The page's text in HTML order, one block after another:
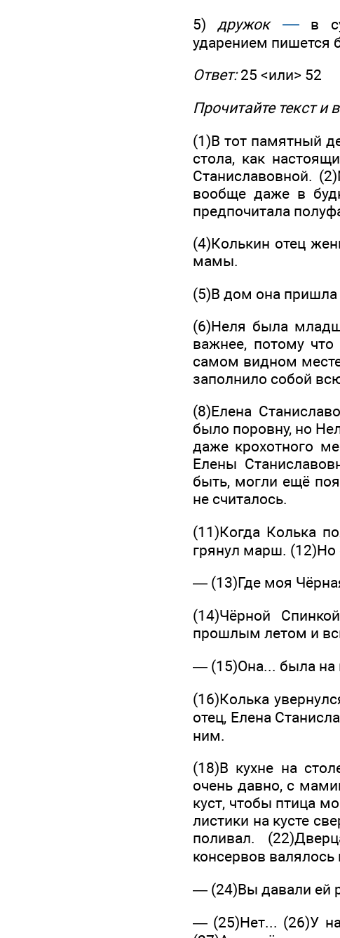
5)дружок—в
ударением пишется
Ответ:25 <или> 52
Прочитайте текст
(1)В тот памятный
стола, как
Станиславовной.
вообще даже в
предпочитала
(4)Колькин отец
мамы.
(5)В дом она пришла
(6)Неля была
важнее, потому
самом видном
заполнило собой
(8)Елена
было поровну, но
даже крохотного
Елены
быть, могли ещё
не считалось.
(11)Когда Колька
грянул марш. (12)Но
— (13)Где моя
(14)Чёрной
прошлым летом и
— (15)Она... была на
(16)Колька
отец, Елена
ним.
(18)В кухне на
очень давно, с
куст, чтобы птица
листики на кусте
поливал.
консервов
— (24)Вы давали ей
— (25)Нет... (26)У